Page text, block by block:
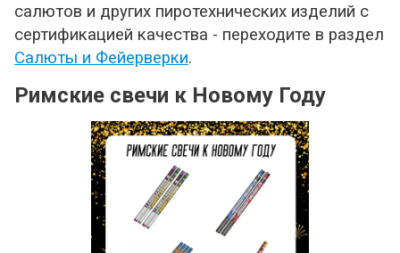
салютов и других пиротехнических изделий с
сертификацией качества - переходите в раздел
Салюты и Фейерверки.
Римские свечи к Новому Году